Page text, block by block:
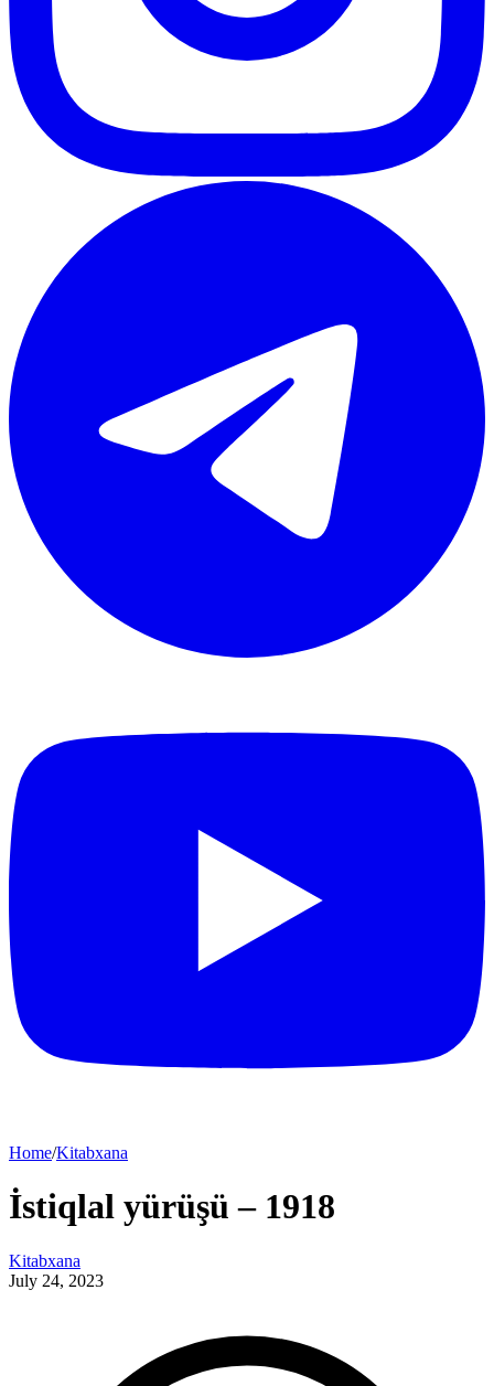
Home/Kitabxana
İstiqlal yürüşü – 1918
Kitabxana
July 24, 2023